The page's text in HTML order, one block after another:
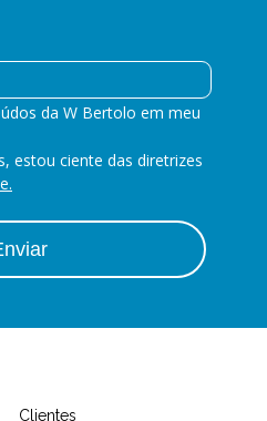
da W Bertolo em meu
estou ciente das diretrizes
Clientes